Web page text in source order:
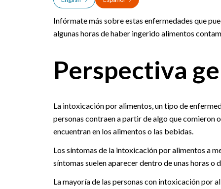
Infórmate más sobre estas enfermedades que
algunas horas de haber ingerido alimentos
Perspectiva
La intoxicación por alimentos, un tipo de
personas contraen a partir de algo que comieron
encuentran en los alimentos o las bebidas.
Los síntomas de la intoxicación por alimentos a
síntomas suelen aparecer dentro de unas horas o
La mayoría de las personas con intoxicación por